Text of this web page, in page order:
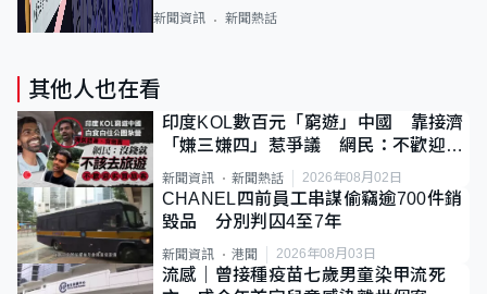
新聞資訊 新聞熱話
其他人也在看
印度KOL數百元「窮遊」中國 靠接濟
「嫌三嫌四」惹爭議 網民：不歡迎劣
質旅客
新聞資訊 新聞熱話 2026年08月02日
CHANEL四前員工串謀偷竊逾700件銷
毀品 分別判囚4至7年
新聞資訊 港聞 2026年08月03日
流感｜曾接種疫苗七歲男童染甲流死